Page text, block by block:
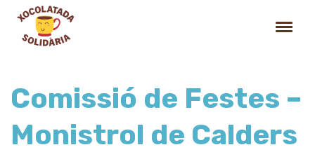
Comissió de Festes –
Monistrol de Calders